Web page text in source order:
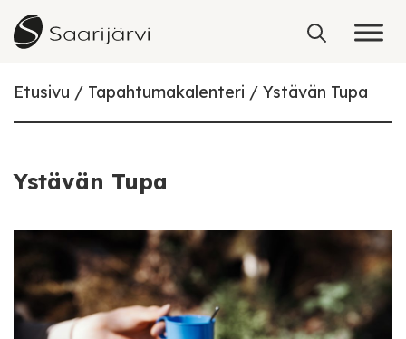
Skip to content
Etusivu Tapahtumakalenteri Ystävän Tupa
Ystävän Tupa